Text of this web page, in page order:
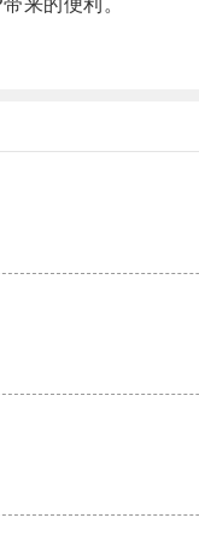
来的便利。